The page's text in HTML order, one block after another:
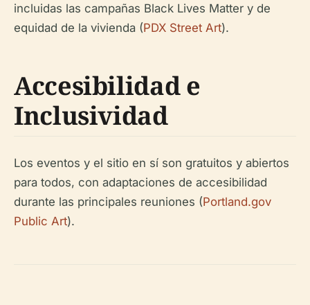
incluidas las campañas Black Lives Matter y de
equidad de la vivienda (PDX Street Art).
Accesibilidad e
Inclusividad
Los eventos y el sitio en sí son gratuitos y abiertos
para todos, con adaptaciones de accesibilidad
durante las principales reuniones (Portland.gov
Public Art).